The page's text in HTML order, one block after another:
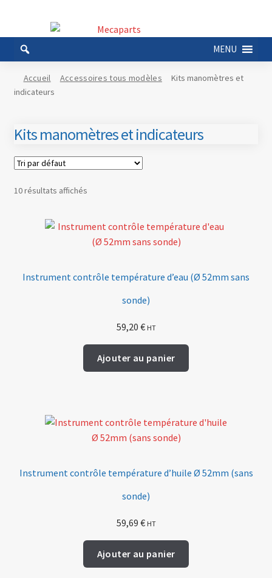
la
navigation
au
contenu
MENU
Accueil Accessoires tous modèles
Kits manomètres et
indicateurs
Kits manomètres et indicateurs
10 résultats affichés
Instrument contrôle température d’eau (Ø 52mm sans
sonde)
59,20 € HT
Ajouter au panier
Instrument contrôle température d’huile Ø 52mm (sans
sonde)
59,69 € HT
Ajouter au panier